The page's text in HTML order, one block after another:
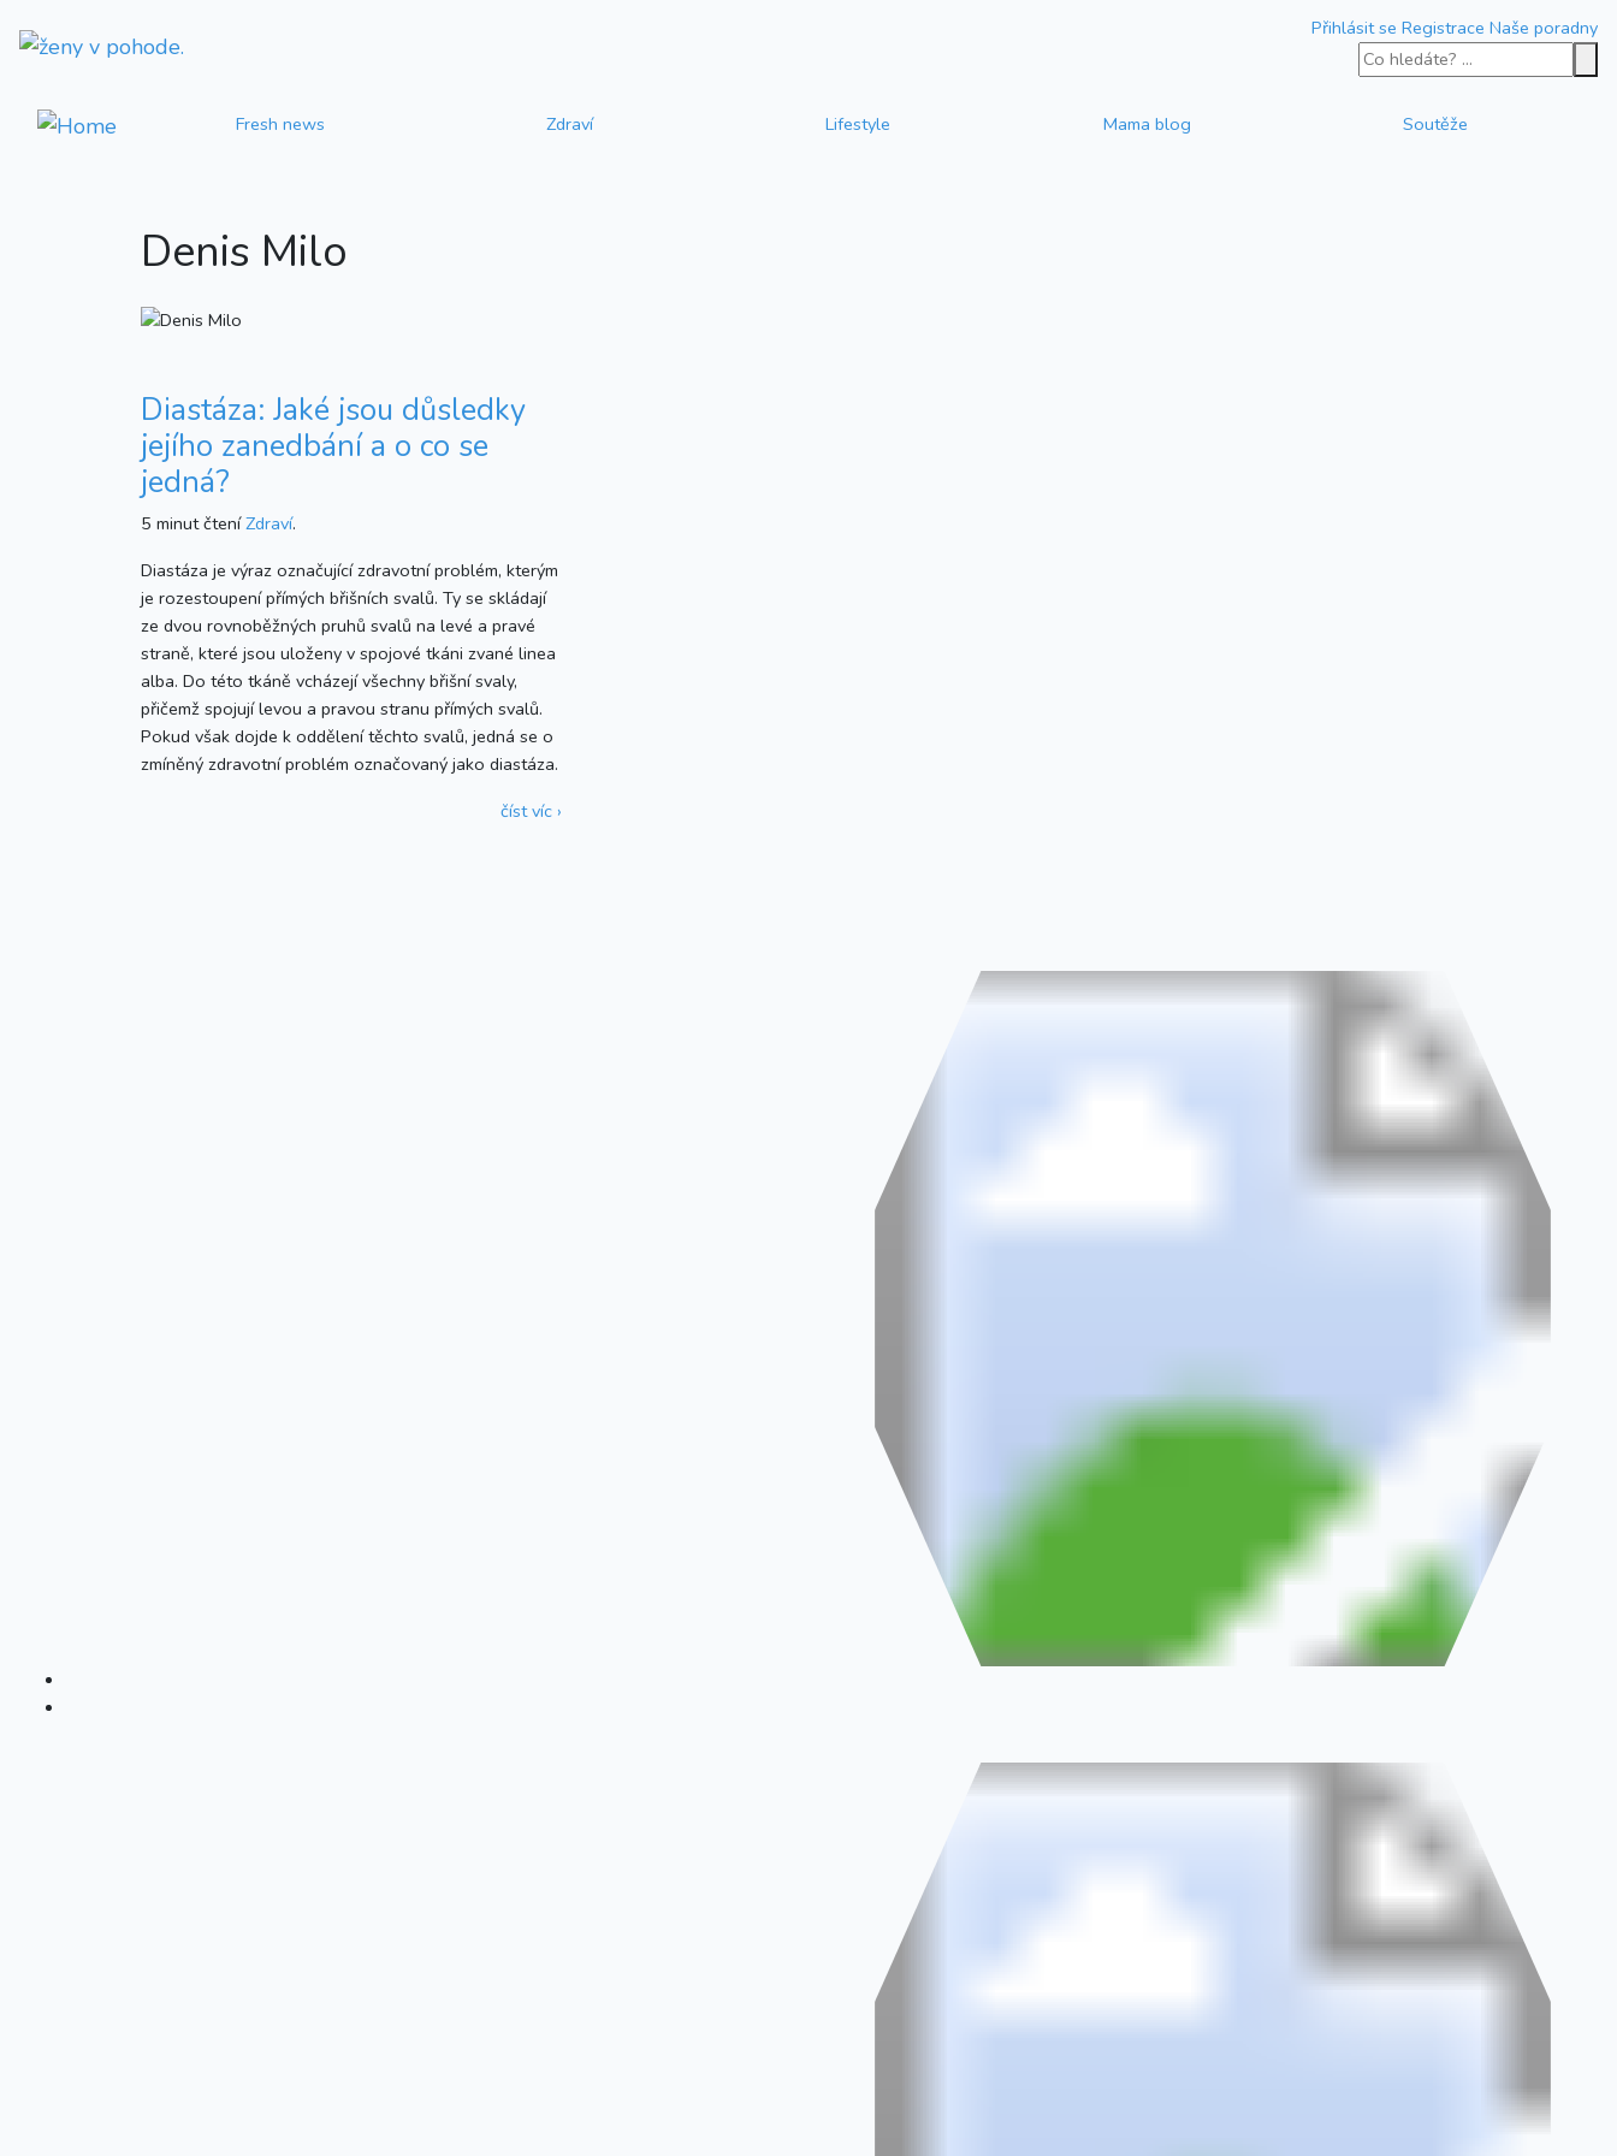
Přihlásit se Registrace Naše poradny
Fresh news Zdraví Lifestyle Mama blog Soutěže
Denis Milo
Diastáza: Jaké jsou důsledky
jejího zanedbání a o co se
jedná?
5 minut čtení Zdraví.
Diastáza je výraz označující zdravotní problém, kterým
je rozestoupení přímých břišních svalů. Ty se skládají
ze dvou rovnoběžných pruhů svalů na levé a pravé
straně, které jsou uloženy v spojové tkáni zvané linea
alba. Do této tkáně vcházejí všechny břišní svaly,
přičemž spojují levou a pravou stranu přímých svalů.
Pokud však dojde k oddělení těchto svalů, jedná se o
zmíněný zdravotní problém označovaný jako diastáza.
číst víc ›